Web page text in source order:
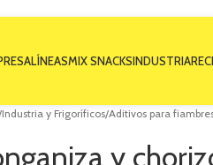
LÍNEASMIX SNACKSINDUSTRIA
Industria y Frigoríficos/Aditivos para
y